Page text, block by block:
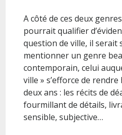
A côté de ces deux
pourrait qualifier
question de ville, il serait
mentionner un genre
contemporain, celui
ville » s’efforce de
deux ans : les récits de
fourmillant de détails,
sensible, subjective…